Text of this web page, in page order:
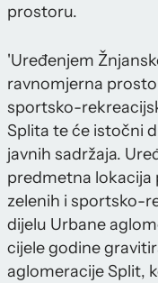
prostoru.
'Uređenjem
ravnomjerna
sportsko-
Splita te će istočni
javnih sadržaja.
predmetna lokacija
zelenih i sportsko-
dijelu Urbane
cijele godine
aglomeracije Split,